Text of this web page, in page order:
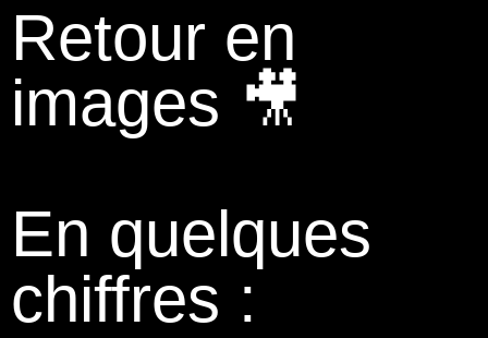
Retour en
images 🎥
En quelques
chiffres :